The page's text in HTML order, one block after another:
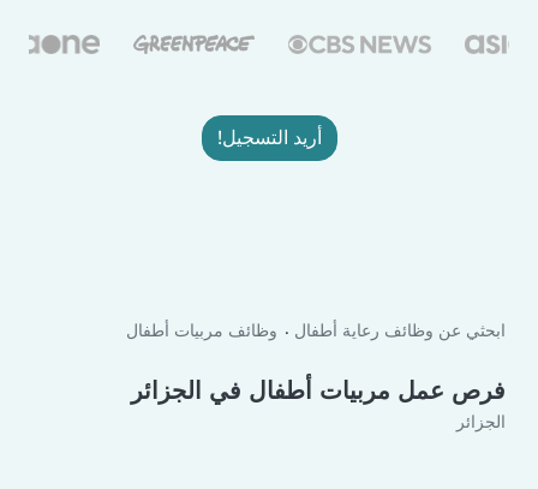
أريد التسجيل!
ابحثي عن وظائف رعاية أطفال وظائف مربيات أطفال
فرص عمل مربيات أطفال في الجزائر
الجزائر